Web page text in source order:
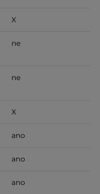
X
ne
ne
X
ano
ano
ano